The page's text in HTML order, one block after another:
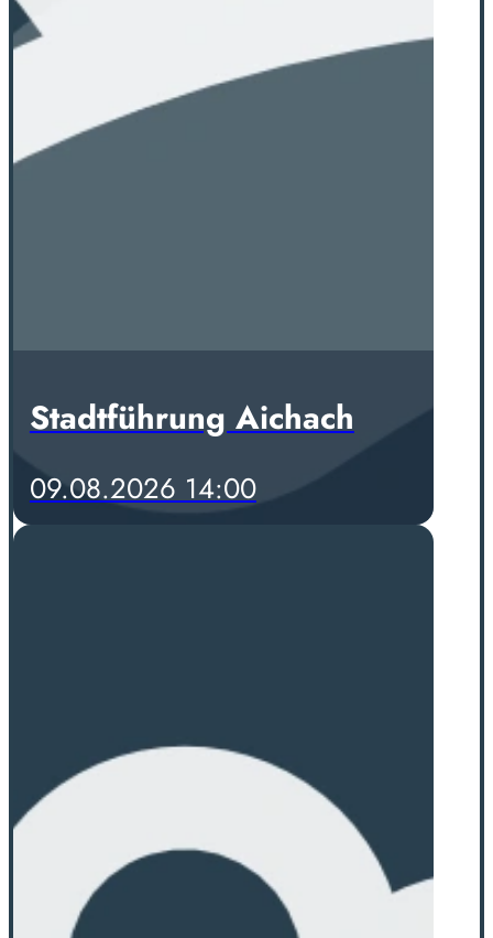
Stadtführung Aichach
09.08.2026 14:00